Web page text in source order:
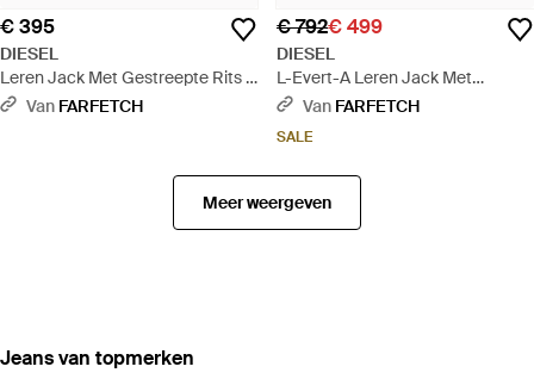
€ 395
DIESEL
Leren Jack Met Gestreepte Rits -
GrijsVan FARFETCH
€ 792€ 499
DIESEL
L-Evert-A Leren Jack Met
Logoprint - Grijs
Van FARFETCH
SALE
Meer weergeven
‪Jeans‬ van topmerken